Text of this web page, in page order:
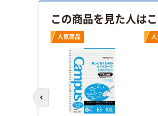
この商品を見た人は
人気商品
前のスライドへ